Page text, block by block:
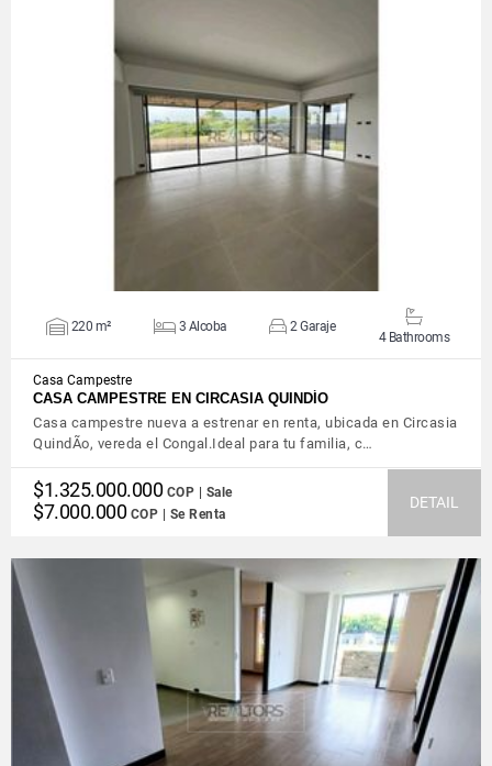
VIEW DETAILS
220 m² 3 Alcoba 2 Garaje
4 Bathrooms
Casa Campestre
CASA CAMPESTRE EN CIRCASIA QUINDÍO
Casa campestre nueva a estrenar en renta, ubicada en Circasia
QuindÃ­o, vereda el Congal.Ideal para tu familia, c…
$1.325.000.000 COP | Sale
$7.000.000 COP | Se Renta
DETAIL
VIEW DETAILS